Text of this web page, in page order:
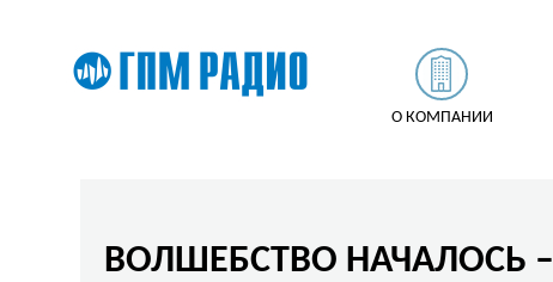
О КОМПАНИИ
ВОЛШЕБСТВО НАЧАЛОСЬ